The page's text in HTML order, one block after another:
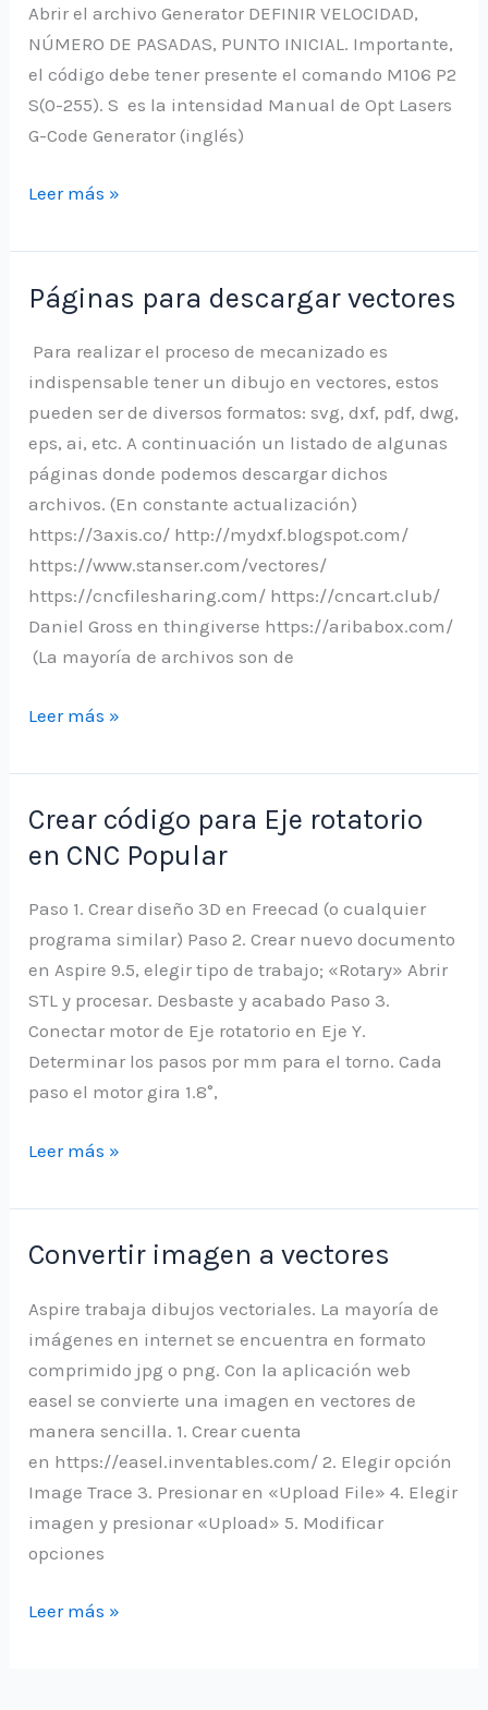
Abrir el archivo Generator DEFINIR VELOCIDAD,
NÚMERO DE PASADAS, PUNTO INICIAL. Importante,
el código debe tener presente el comando M106 P2
S(0-255). S es la intensidad Manual de Opt Lasers
G-Code Generator (inglés)
Generar
para
láser
con
G-
Code
Generator
Leer más »
Páginas para descargar vectores
Para realizar el proceso de mecanizado es
indispensable tener un dibujo en vectores, estos
pueden ser de diversos formatos: svg, dxf, pdf, dwg,
eps, ai, etc. A continuación un listado de algunas
páginas donde podemos descargar dichos
archivos. (En constante actualización)
https://3axis.co/ http://mydxf.blogspot.com/
https://www.stanser.com/vectores/
https://cncfilesharing.com/ https://cncart.club/
Daniel Gross en thingiverse https://aribabox.com/
(La mayoría de archivos son de
Páginas
descargar
vectores
Leer más »
Crear código para Eje rotatorio
en CNC Popular
Paso 1. Crear diseño 3D en Freecad (o cualquier
programa similar) Paso 2. Crear nuevo documento
en Aspire 9.5, elegir tipo de trabajo; «Rotary» Abrir
STL y procesar. Desbaste y acabado Paso 3.
Conectar motor de Eje rotatorio en Eje Y.
Determinar los pasos por mm para el torno. Cada
paso el motor gira 1.8°,
Crear
para
Eje
rotatorio
en
CNC
Popular
Leer más »
Convertir imagen a vectores
Aspire trabaja dibujos vectoriales. La mayoría de
imágenes en internet se encuentra en formato
comprimido jpg o png. Con la aplicación web
easel se convierte una imagen en vectores de
manera sencilla. 1. Crear cuenta
en https://easel.inventables.com/ 2. Elegir opción
Image Trace 3. Presionar en «Upload File» 4. Elegir
imagen y presionar «Upload» 5. Modificar
opciones
Convertir
Leer más »